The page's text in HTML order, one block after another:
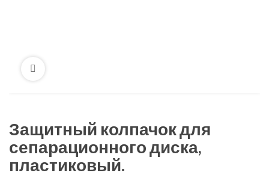
Защитный колпачок для
сепарационного диска,
пластиковый.